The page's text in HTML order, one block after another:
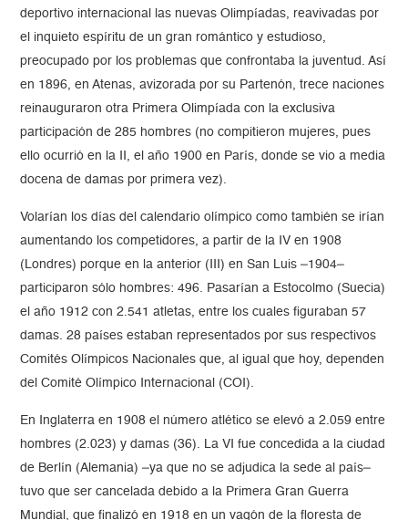
deportivo internacional las nuevas Olimpíadas, reavivadas por
el inquieto espíritu de un gran romántico y estudioso,
preocupado por los problemas que confrontaba la juventud. Así
en 1896, en Atenas, avizorada por su Partenón, trece naciones
reinauguraron otra Primera Olimpíada con la exclusiva
participación de 285 hombres (no compitieron mujeres, pues
ello ocurrió en la II, el año 1900 en París, donde se vio a media
docena de damas por primera vez).
Volarían los días del calendario olímpico como también se irían
aumentando los competidores, a partir de la IV en 1908
(Londres) porque en la anterior (III) en San Luis –1904–
participaron sólo hombres: 496. Pasarían a Estocolmo (Suecia)
el año 1912 con 2.541 atletas, entre los cuales figuraban 57
damas. 28 países estaban representados por sus respectivos
Comités Olímpicos Nacionales que, al igual que hoy, dependen
del Comité Olímpico Internacional (COI).
En Inglaterra en 1908 el número atlético se elevó a 2.059 entre
hombres (2.023) y damas (36). La VI fue concedida a la ciudad
de Berlín (Alemania) –ya que no se adjudica la sede al país–
tuvo que ser cancelada debido a la Primera Gran Guerra
Mundial, que finalizó en 1918 en un vagón de la floresta de